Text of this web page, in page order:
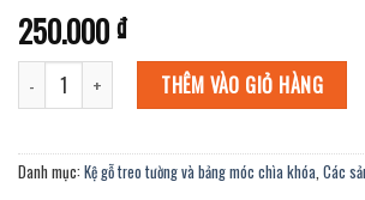
250.000 ₫
BẢNG TREO CHÌA KHOÁ. Gỗ thông + gỗ phủ min
THÊM VÀO GIỎ HÀNG
Danh mục: Kệ gỗ treo tường và bảng móc chìa khóa Các